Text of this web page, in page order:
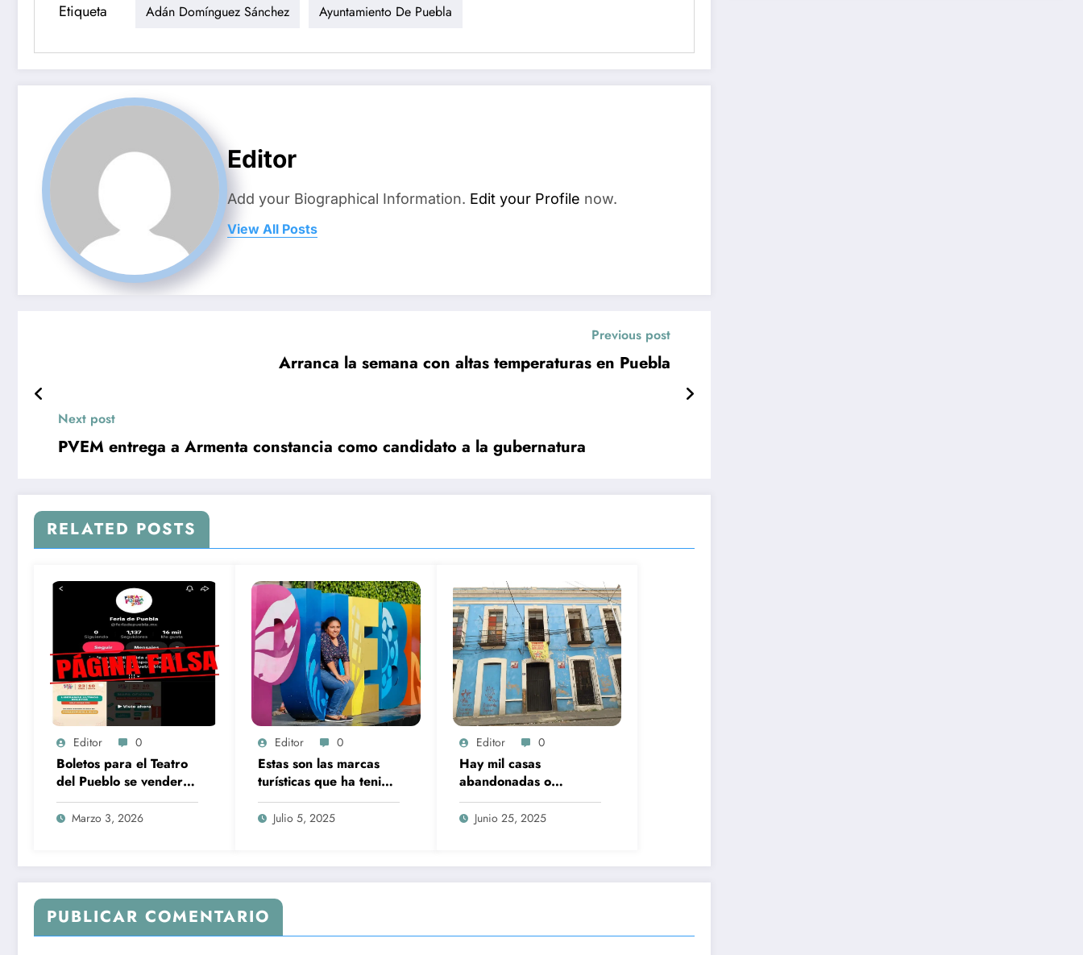
Etiqueta Adán Domínguez Sánchez Ayuntamiento De Puebla
Editor
Add your Biographical Information. Edit your Profile now.
View All Posts
Previous post
Arranca la semana con altas temperaturas en Puebla
Next post
PVEM entrega a Armenta constancia como candidato a la gubernatura
RELATED POSTS
Editor 0
Boletos para el Teatro
del Pueblo se venderán
únicamente en canales
oficiales
Marzo 3, 2026
Editor 0
Estas son las marcas
turísticas que ha tenido
Puebla en los últimos
20 años; ¿por qué no
Julio 5, 2025
Editor 0
Hay mil casas
abandonadas o
invadidas en el centro
de Puebla; gobierno
Junio 25, 2025
PUBLICAR COMENTARIO